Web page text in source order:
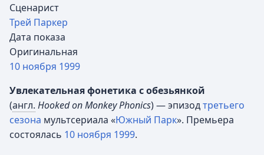
Сценарист
Трей Паркер
Дата показа
Оригинальная
10 ноября 1999
Увлекательная фонетика с обезьянкой
(англ. Hooked on Monkey Phonics) — эпизодтретьего
сезона мультсериала «Южный Парк». Премьера
состоялась 10 ноября 1999.